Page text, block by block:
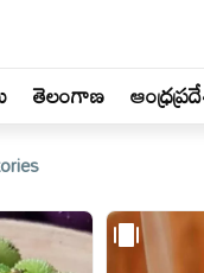
తెలంగాణ